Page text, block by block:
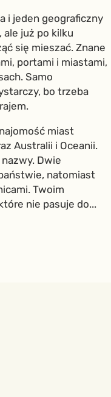
i jeden geograficzny
już po kilku
się mieszać. Znane
portami i miastami,
Samo
bo trzeba
miast
Australii i Oceanii.
Dwie
natomiast
Twoim
nie pasuje do...